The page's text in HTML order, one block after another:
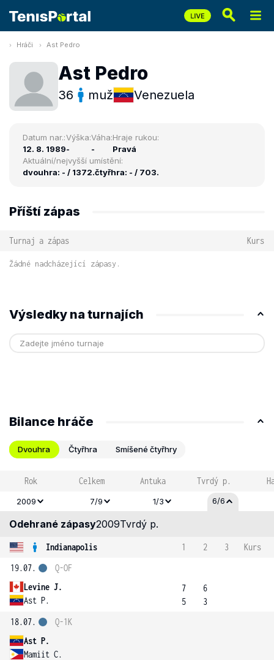
Hráči Ast Pedro
Ast Pedro
36 muž Venezuela
Datum nar.:
12. 8. 1989
Výška:
-
Váha:
-
Hraje rukou:
Pravá
Aktuální/nejvyšší umístění:
dvouhra: - / 1372.čtyřhra: - / 703.
Příští zápas
Turnaj a zápas Kurs
Žádné nadcházející zápasy.
Výsledky na turnajích
Bilance hráče
Dvouhra Čtyřhra Smíšené čtyřhry
Rok Celkem Antuka Tvrdý p.
2009 7/9 1/3 6/6
Odehrané zápasy2009Tvrdý p.
Indianapolis 1 2 3
Kurs
19.07.
Levine J.
Ast P.
Q-OF
7
5
6
3
18.07.
Ast P.
Mamiit C.
Q-1K